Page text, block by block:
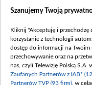
Szanujemy Twoją
Kliknij "Akceptuję i przechodzę
korzystanie z technologii
dostęp do informacji na
przechowywanie oraz na
nas, czyli Telewizję Polską S.A.
Zaufanych Partnerów z IAB*
Partnerów TVP (93 firm) , w